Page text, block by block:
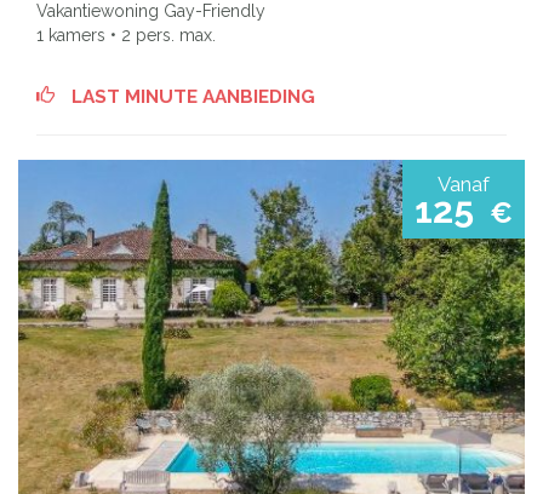
Vakantiewoning Gay-Friendly
1 kamers • 2 pers. max.
LAST MINUTE AANBIEDING
Vanaf
125 €